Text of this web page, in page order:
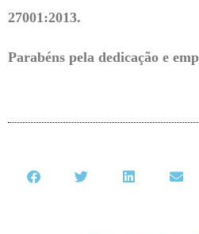
27001:2013.
Parabéns pela dedicação e